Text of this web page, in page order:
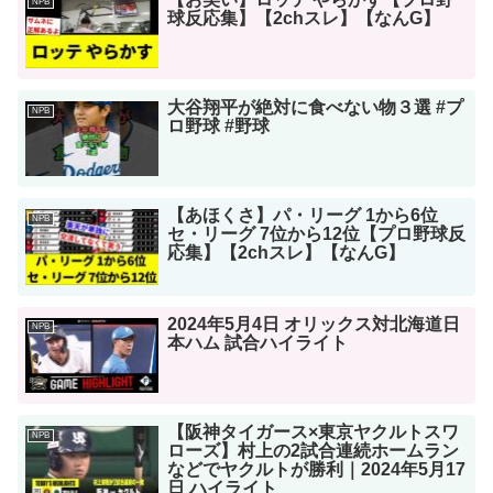
球反応集】【2chスレ】【なんG】
NPB
大谷翔平が絶対に食べない物３選 #プ
ロ野球 #野球
NPB
【あほくさ】パ・リーグ 1から6位
セ・リーグ 7位から12位【プロ野球反
応集】【2chスレ】【なんG】
NPB
2024年5月4日 オリックス対北海道日
本ハム 試合ハイライト
NPB
【阪神タイガース×東京ヤクルトスワ
ローズ】村上の2試合連続ホームラン
などでヤクルトが勝利｜2024年5月17
日 ハイライト